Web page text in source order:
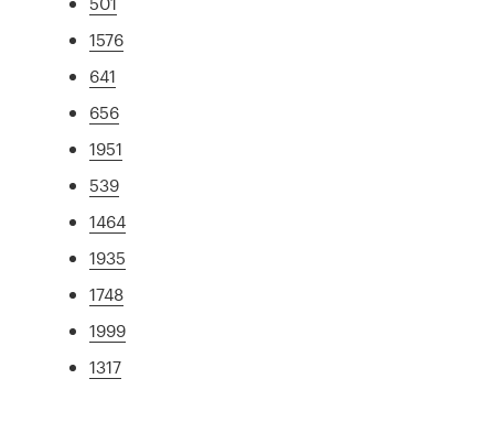
1576
641
656
1951
539
1464
1935
1748
1999
1317